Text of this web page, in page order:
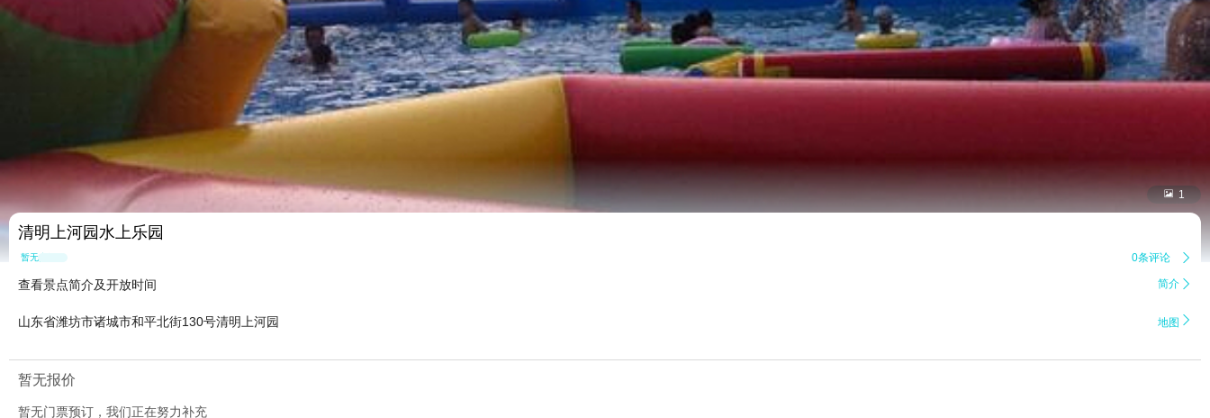
 1
清明上河园水上乐园
暂无点评 0条评论 
查看景点简介及开放时间 简介 
山东省潍坊市诸城市和平北街130号清明上河园 地图 
暂无报价
暂无门票预订，我们正在努力补充